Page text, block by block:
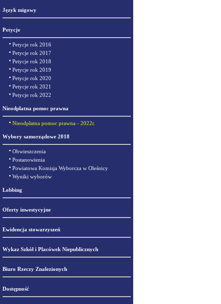
Język migowy
Petycje
• Petycje rok 2016
• Petycje rok 2017
• Petycje rok 2018
• Petycje rok 2019
• Petycje rok 2020
• Petycje rok 2021
• Petycje rok 2022
Nieodpłatna pomoc prawna
• Nieodpłatna pomoc prawna - 2022r.
Wybory samorządowe 2018
• Obwieszczenia
• Postanowienia
• Powiatowa Komisja Wyborcza w Oleśnicy
• Wyniki wyborów
Lobbing
Oferty inwestycyjne
Ewidencja stowarzyszeń
Wykaz Szkół i Placówek Niepublicznych
Biuro Rzeczy Znalezionych
Dostępność